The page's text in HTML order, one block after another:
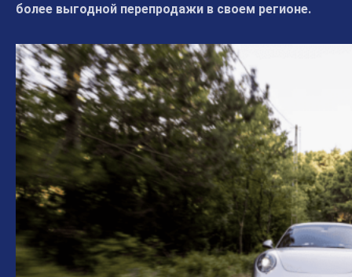
более выгодной перепродажи в своем регионе.